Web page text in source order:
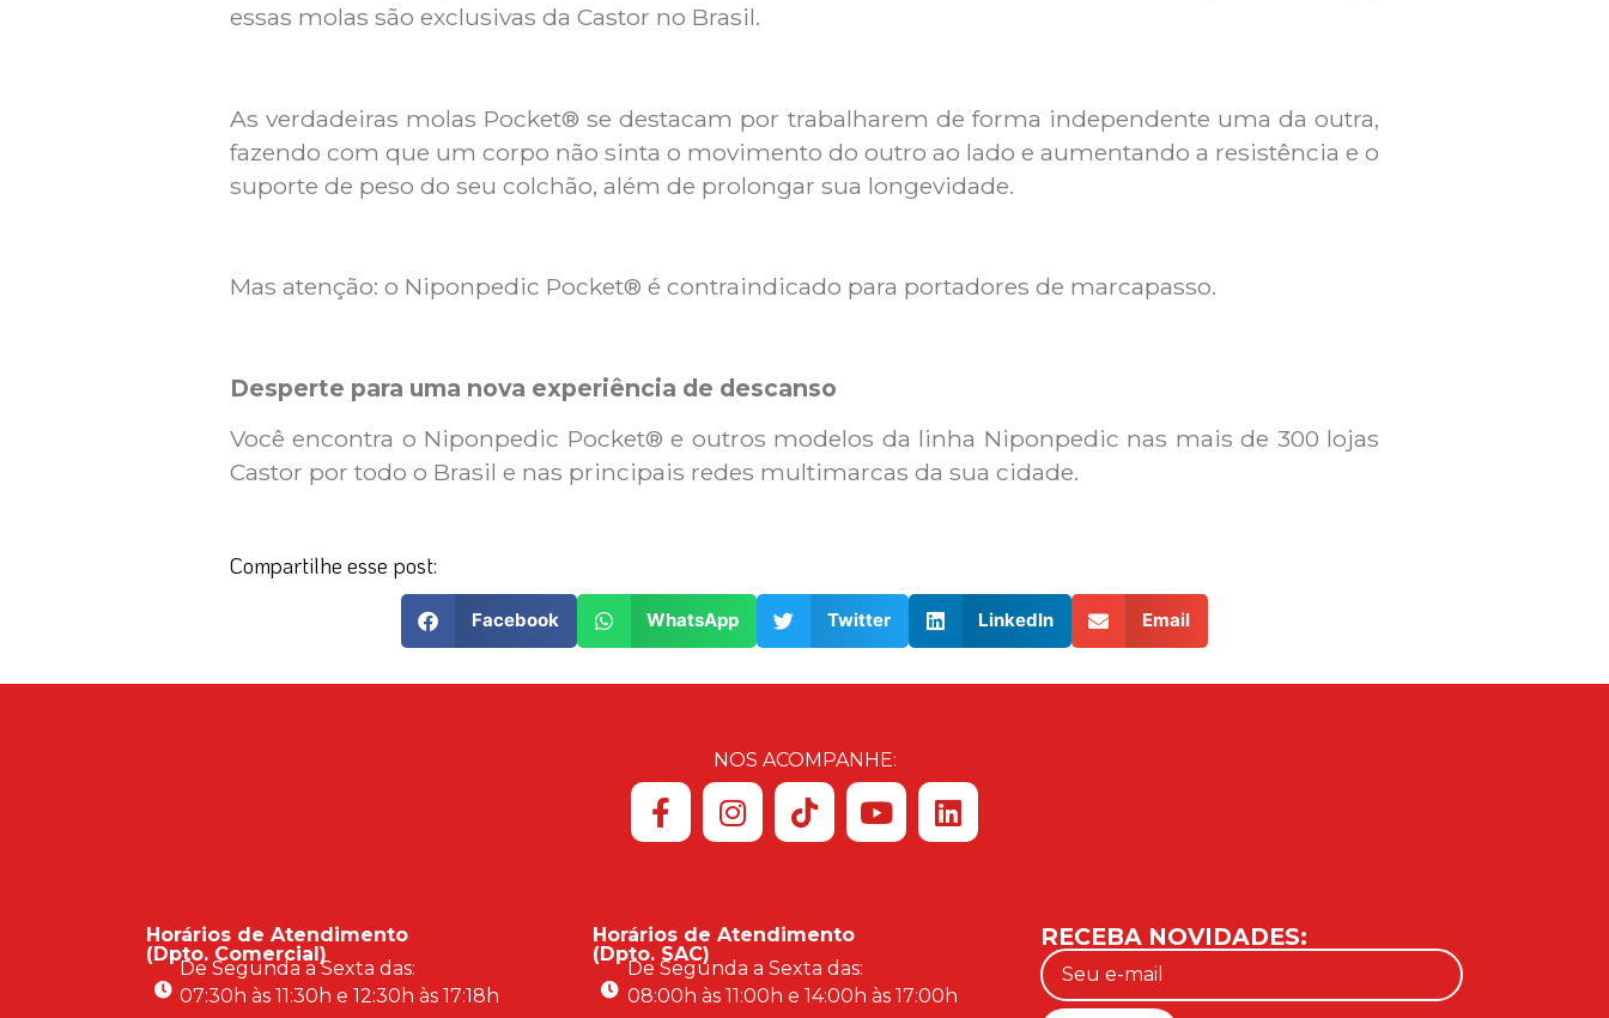
essas molas são exclusivas da Castor no Brasil.
As verdadeiras molas Pocket® se destacam por trabalharem de forma independente uma da outra,
fazendo com que um corpo não sinta o movimento do outro ao lado e aumentando a resistência e o
suporte de peso do seu colchão, além de prolongar sua longevidade.
Mas atenção: o Niponpedic Pocket® é contraindicado para portadores de marcapasso.
Desperte para uma nova experiência de descanso
Você encontra o Niponpedic Pocket® e outros modelos da linha Niponpedic nas mais de 300 lojas
Castor por todo o Brasil e nas principais redes multimarcas da sua cidade.
Compartilhe esse post:
Facebook WhatsApp Twitter LinkedIn Email
NOS ACOMPANHE:
Horários de Atendimento
(Dpto. Comercial)
De Segunda a Sexta das:
07:30h às 11:30h e 12:30h às 17:18h
Horários de Atendimento
(Dpto. SAC)
De Segunda a Sexta das:
08:00h às 11:00h e 14:00h às 17:00h
RECEBA NOVIDADES: